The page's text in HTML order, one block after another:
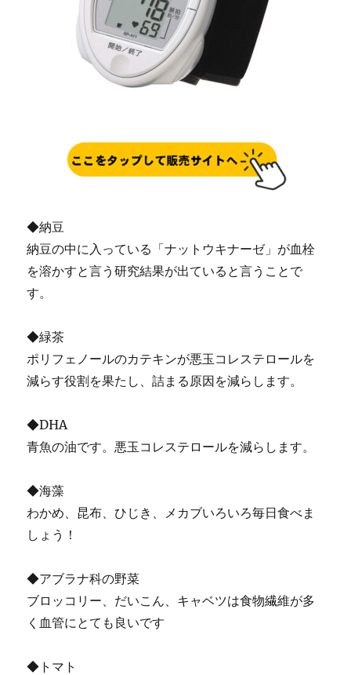
◆納豆
納豆の中に入っている「ナットウキナーゼ」が血栓
を溶かすと言う研究結果が出ていると言うことで
す。
◆緑茶
ポリフェノールのカテキンが悪玉コレステロールを
減らす役割を果たし、詰まる原因を減らします。
◆DHA
青魚の油です。悪玉コレステロールを減らします。
◆海藻
わかめ、昆布、ひじき、メカブいろいろ毎日食べま
しょう！
◆アブラナ科の野菜
ブロッコリー、だいこん、キャベツは食物繊維が多
く血管にとても良いです
◆トマト